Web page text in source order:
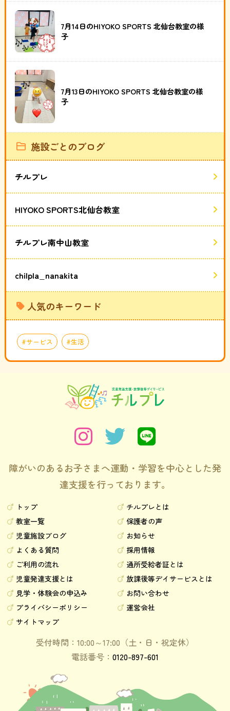
7月14日のHIYOKO SPORTS 北仙台教室の様
子
7月13日のHIYOKO SPORTS 北仙台教室の様
子
施設ごとのブログ
チルプレ
HIYOKO SPORTS北仙台教室
チルプレ南中山教室
chilpla_nanakita
人気のキーワード
サービス 生活
障がいのあるお子さまへ運動・学習を中心とした発
達支援を行っております。
トップ
チルプレとは
教室一覧
保護者の声
児童施設ブログ
お知らせ
よくある質問
採用情報
ご利用の流れ
通所受給者証とは
児童発達支援とは
放課後等デイサービスとは
見学・体験会の申込み
お問い合わせ
プライバシーポリシー
運営会社
サイトマップ
受付時間：10:00～17:00（土・日・祝定休）
電話番号： 0120-897-601